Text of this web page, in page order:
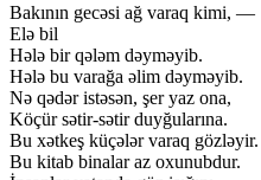
Bakının gecəsi ağ varaq kimi, —
Elə bil
Hələ bir qələm dəyməyib.
Hələ bu varağa əlim dəyməyib.
Nə qədər istəsən, şer yaz ona,
Köçür sətir-sətir duyğularına.
Bu xətkeş küçələr varaq gözləyir.
Bu kitab binalar az oxunubdur.